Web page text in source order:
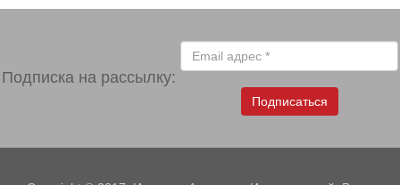
Подписка на рассылку:
Подписаться